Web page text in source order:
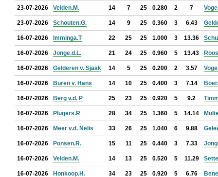
23-07-2026 Velden.M. 14 7 25 0.280 2 7
23-07-2026 Schouten.G. 14 9 25 0.360 3 6.43
16-07-2026 Imminga.T 22 25 25 1.000 3 13.36
16-07-2026 Jonge.d.L. 21 24 25 0.960 5 13.43
16-07-2026 Gelderen v. Sjaak 14 5 25 0.200 2 3.57
16-07-2026 Buren v. Hans 14 10 25 0.400 3 7.14
16-07-2026 Berg v.d. P 25 23 25 0.920 5 9.2
16-07-2026 Plugers.R 28 34 25 1.360 5 14.14
16-07-2026 Meer v.d. Nelis 33 26 25 1.040 6 9.88
16-07-2026 Ponsen.R. 15 11 25 0.440 3 7.33
16-07-2026 Velden.M. 14 13 25 0.520 5 11.29
16-07-2026 Honkoop.H. 34 23 25 0.920 5 6.76